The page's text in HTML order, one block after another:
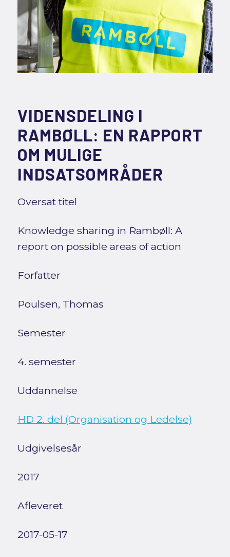
VIDENSDELING I
RAMBØLL: EN RAPPORT
OM MULIGE
INDSATSOMRÅDER
Oversat titel
Knowledge sharing in Rambøll: A
report on possible areas of action
Forfatter
Poulsen, Thomas
Semester
4. semester
Uddannelse
HD 2. del (Organisation og Ledelse)
Udgivelsesår
2017
Afleveret
2017-05-17